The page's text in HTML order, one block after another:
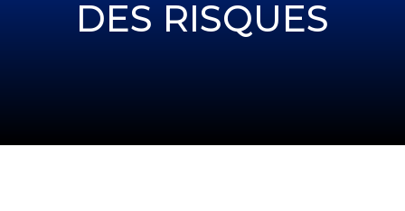
DES RISQUES